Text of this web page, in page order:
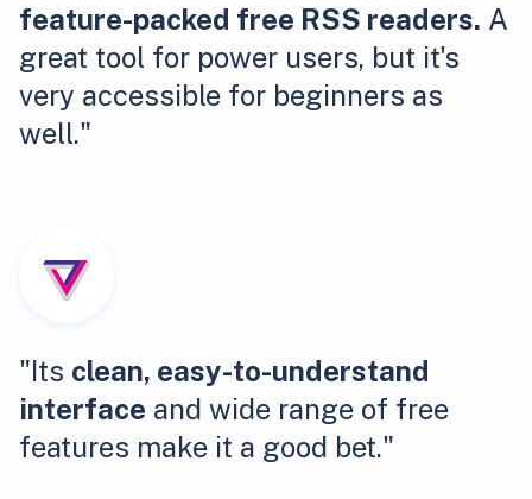
feature-packed free RSS readers. A
great tool for power users, but it's
very accessible for beginners as
well."
"Its clean, easy-to-understand
interface and wide range of free
features make it a good bet."